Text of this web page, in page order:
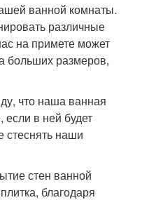
ванной комнаты.
различные
на примете может
больших размеров,
что наша ванная
если в ней будет
стеснять наши
стен ванной
благодаря